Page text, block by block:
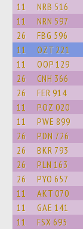
11 NRB 516
11 NRN 597
26 FBG 596
11 OZT 221
11 OOP 129
26 CNH 366
26 FER 914
11 POZ 020
11 PWE 899
26 PDN 726
26 BKR 793
26 PLN 163
26 PYO 657
11 AKT 070
11 GAE 141
11 FSX 695